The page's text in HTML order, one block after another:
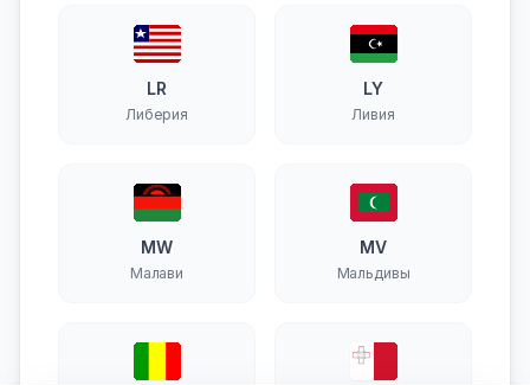
LR
Либерия
LY
Ливия
MW
Малави
MV
Мальдивы